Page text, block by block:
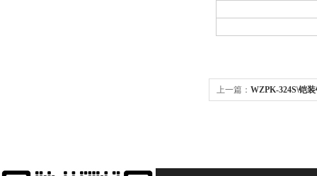
上一篇： WZPK-324S\铠